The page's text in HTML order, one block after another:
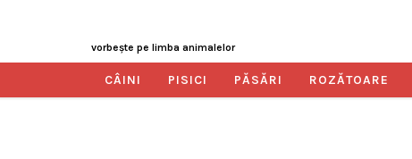
vorbeşte pe limba animalelor
CÂINI PISICI PĂSĂRI ROZĂTOARE